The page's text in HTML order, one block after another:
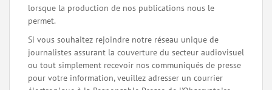
lorsque la production de nos publications nous le
permet.
Si vous souhaitez rejoindre notre réseau unique de
journalistes assurant la couverture du secteur audiovisuel
ou tout simplement recevoir nos communiqués de presse
pour votre information, veuillez adresser un courrier